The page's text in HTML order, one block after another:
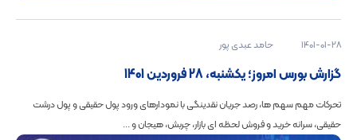
1401-01-28 حامد عبدی پور
گزارش بورس امروز؛ یکشنبه، 28 فروردین 1401
تحرکات مهم سهم ها، رصد جریان نقدینگی با نمودارهای ورود پول حقیقی و پول درشت
حقیقی، سرانه خرید و فروش لحظه ای بازار، چربش، هیجان و ...